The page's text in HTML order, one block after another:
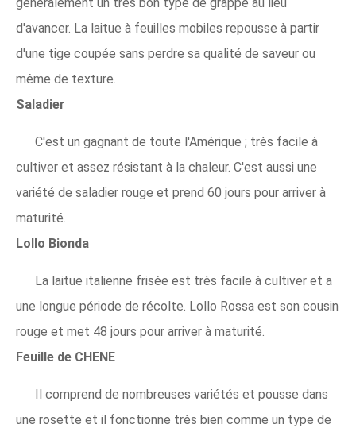
d'avancer. La laitue à feuilles mobiles repousse à partir
d'une tige coupée sans perdre sa qualité de saveur ou
même de texture.
Saladier
C'est un gagnant de toute l'Amérique ; très facile à
cultiver et assez résistant à la chaleur. C'est aussi une
variété de saladier rouge et prend 60 jours pour arriver à
maturité.
Lollo Bionda
La laitue italienne frisée est très facile à cultiver et a
une longue période de récolte. Lollo Rossa est son cousin
rouge et met 48 jours pour arriver à maturité.
Feuille de CHENE
Il comprend de nombreuses variétés et pousse dans
une rosette et il fonctionne très bien comme un type de